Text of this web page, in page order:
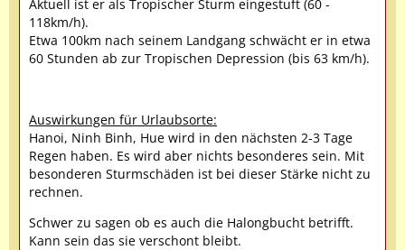
Aktuell ist er als Tropischer Sturm eingestuft (60 -
118km/h).
Etwa 100km nach seinem Landgang schwächt er in etwa
60 Stunden ab zur Tropischen Depression (bis 63 km/h).
Auswirkungen für Urlaubsorte:
Hanoi, Ninh Binh, Hue wird in den nächsten 2-3 Tage
Regen haben. Es wird aber nichts besonderes sein. Mit
besonderen Sturmschäden ist bei dieser Stärke nicht zu
rechnen.
Schwer zu sagen ob es auch die Halongbucht betrifft.
Kann sein das sie verschont bleibt.